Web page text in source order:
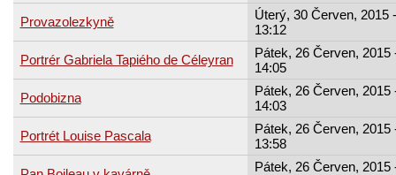
Provazolezkyně
Úterý, 30 Červen, 2015 -
13:12
Portrér Gabriela Tapiého de Céleyran
Pátek, 26 Červen, 2015
14:05
Podobizna
Pátek, 26 Červen, 2015
14:03
Portrét Louise Pascala
Pátek, 26 Červen, 2015
13:58
Pátek, 26 Červen, 2015